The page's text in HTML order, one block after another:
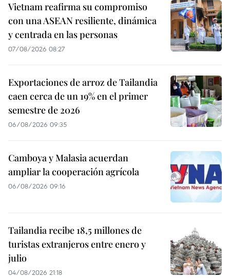
Vietnam reafirma su compromiso
con una ASEAN resiliente, dinámica
y centrada en las personas
07/08/2026 08:27
Exportaciones de arroz de Tailandia
caen cerca de un 19% en el primer
semestre de 2026
06/08/2026 09:35
Camboya y Malasia acuerdan
ampliar la cooperación agrícola
06/08/2026 09:16
Tailandia recibe 18,5 millones de
turistas extranjeros entre enero y
julio
04/08/2026 21:18